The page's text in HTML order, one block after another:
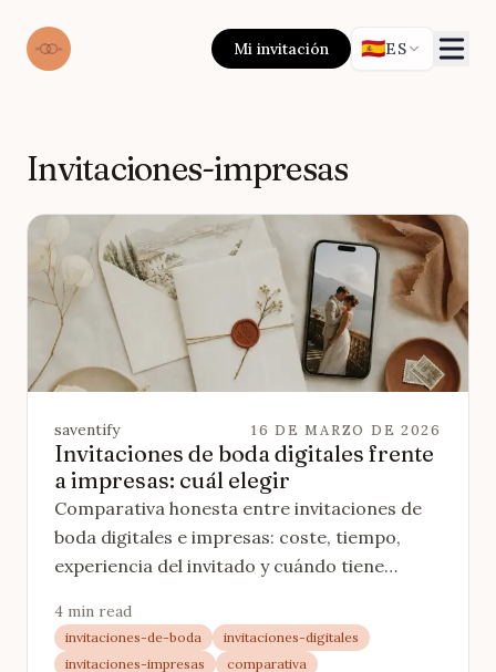
Mi invitación 🇪🇸ES
Invitaciones-impresas
saventify 16 DE MARZO DE 2026
Invitaciones de boda digitales frente
a impresas: cuál elegir
Comparativa honesta entre invitaciones de
boda digitales e impresas: coste, tiempo,
experiencia del invitado y cuándo tiene
en euros.
4 min read
invitaciones-de-boda
invitaciones-digitales
invitaciones-impresas
comparativa